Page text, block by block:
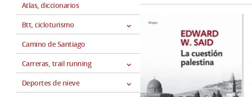
Atlas, diccionarios
Btt, cicloturismo
Camino de Santiago
Carreras, trail running
Deportes de nieve